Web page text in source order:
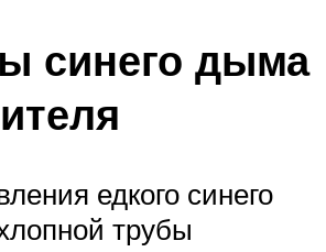
синего дыма
едкого синего
трубы